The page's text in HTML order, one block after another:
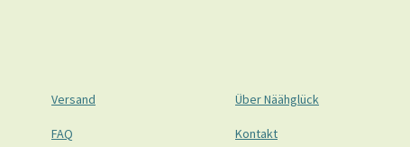
Versand
FAQ
Über Näähglück
Kontakt